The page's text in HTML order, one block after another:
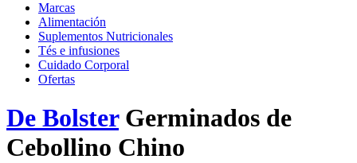
Marcas
Alimentación
Suplementos Nutricionales
Tés e infusiones
Cuidado Corporal
Ofertas
De BolsterGerminados de
Cebollino Chino